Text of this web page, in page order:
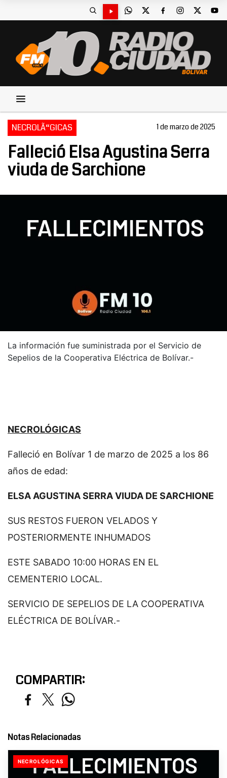
NECROLÃ“GICAS 1 de marzo de 2025
Falleció Elsa Agustina Serra
viuda de Sarchione
La información fue suministrada por el Servicio de
Sepelios de la Cooperativa Eléctrica de Bolívar.-
NECROLÓGICAS
Falleció en Bolívar 1 de marzo de 2025 a los 86
años de edad:
ELSA AGUSTINA SERRA VIUDA DE SARCHIONE
SUS RESTOS FUERON VELADOS Y
POSTERIORMENTE INHUMADOS
ESTE SABADO 10:00 HORAS EN EL
CEMENTERIO LOCAL.
SERVICIO DE SEPELIOS DE LA COOPERATIVA
ELÉCTRICA DE BOLÍVAR.-
COMPARTIR:
Notas Relacionadas
NECROLÓGICAS